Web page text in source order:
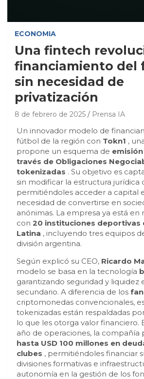
ECONOMIA
Una fintech
financiamiento del
sin necesidad de
privatización
8 de febrero de 2025 Prensa IA
Un innovador modelo de
fútbol de la región con Tokn1 ,
propone un esquema de
través de Obligaciones
tokenizadas . Su objetivo es
sin modificar la estructura jurídica
permitiéndoles acceder a capital
necesidad de convertirse en
anónimas. La empresa ya está en
con 20 instituciones deportivas
Latina , incluyendo tres equipos
división argentina.
Según explicó su CEO, Ricardo
modelo se basa en la tecnología
garantizando seguridad y liquidez
secundario. A diferencia de los
criptomonedas convencionales,
tokenizadas están respaldadas
lo que les otorga valor financiero.
año de operaciones, la compañía
hasta USD 100 millones en
clubes , permitiéndoles financiar
divisiones formativas e
autonomía en la gestión de los